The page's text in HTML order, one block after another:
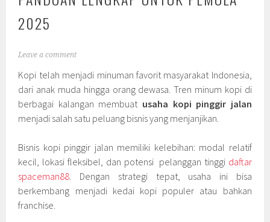
2025
Leave a comment
Kopi telah menjadi minuman favorit masyarakat Indonesia,
dari anak muda hingga orang dewasa. Tren minum kopi di
berbagai kalangan membuat usaha kopi pinggir jalan
menjadi salah satu peluang bisnis yang menjanjikan.
Bisnis kopi pinggir jalan memiliki kelebihan: modal relatif
kecil, lokasi fleksibel, dan potensi pelanggan tinggi daftar
spaceman88 . Dengan strategi tepat, usaha ini bisa
berkembang menjadi kedai kopi populer atau bahkan
franchise.